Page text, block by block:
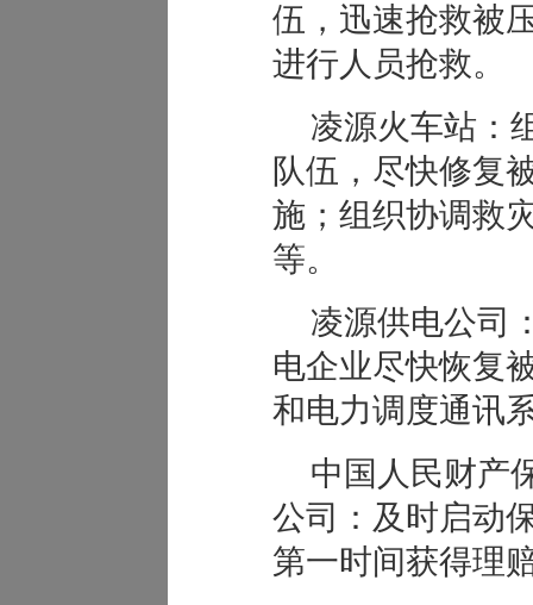
伍，迅速抢救被
进行人员抢救。
凌源火车站：
队伍，尽快修复
施；组织协调救
等。
凌源供电公司
电企业尽快恢复
和电力调度通讯
中国人民财产
公司：及时启动
第一时间获得理